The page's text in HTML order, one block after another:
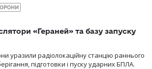
«Гераней» та базу запуску
уразили радіолокаційну станцію раннього
підготовки і пуску ударних БПЛА.